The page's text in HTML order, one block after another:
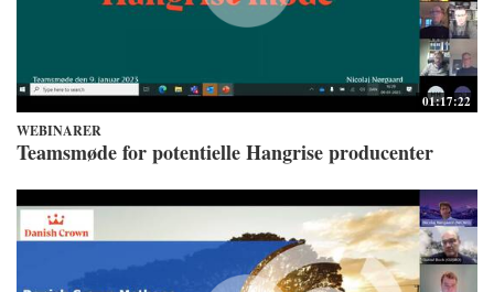
01:17:22
WEBINARER
Teamsmøde for potentielle Hangrise producenter